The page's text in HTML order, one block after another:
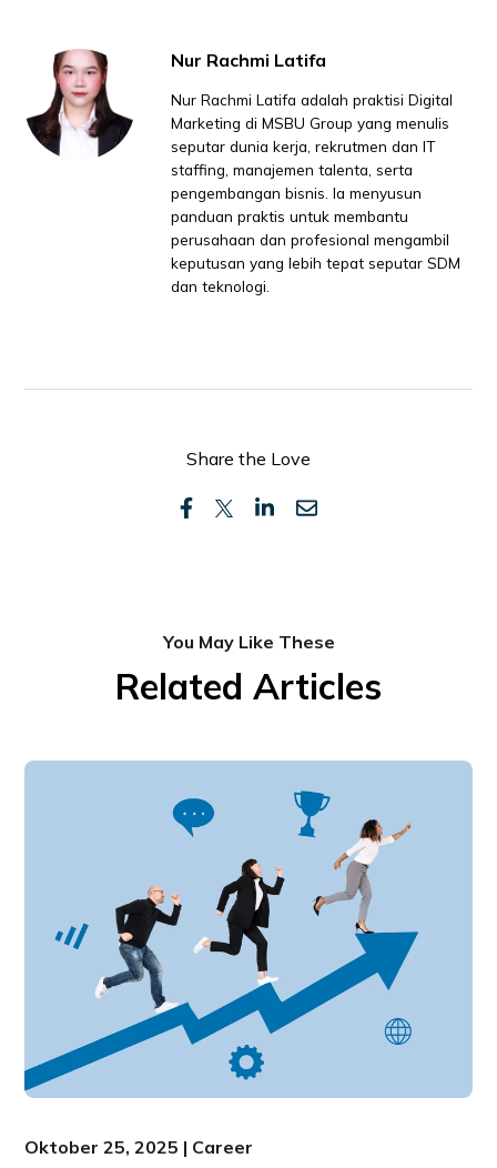
Nur Rachmi Latifa
Nur Rachmi Latifa adalah praktisi Digital
Marketing di MSBU Group yang menulis
seputar dunia kerja, rekrutmen dan IT
staffing, manajemen talenta, serta
pengembangan bisnis. Ia menyusun
panduan praktis untuk membantu
perusahaan dan profesional mengambil
keputusan yang lebih tepat seputar SDM
dan teknologi.
Share the Love
You May Like These
Related Articles
Oktober 25, 2025 | Career